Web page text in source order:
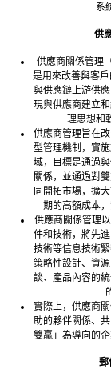
系
供
供應商關係管理
是用來改善與客
與供應鏈上游供
現與供應商建立
理思想和
供應商管理旨在
型管理機制，實
域，目標是通過
關係，並通過對
同開拓市場，擴
期的高額成本
供應商關係管理
件和技術，將先
技術等信息技術
策略性設計、資
談、產品內容的
實際上，供應商
助的夥伴關係、
雙贏」為導向的
郵